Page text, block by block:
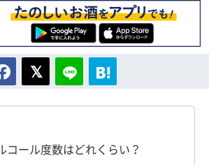
コール度数はどれくらい？